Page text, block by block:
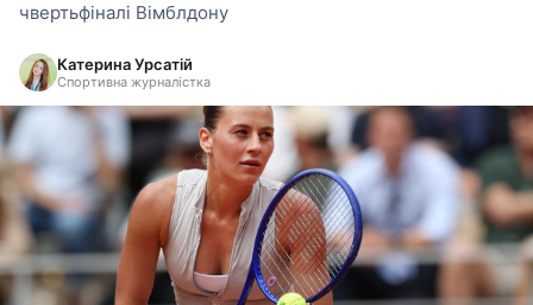
чвертьфіналі Вімблдону
Катерина Урсатій
Спортивна журналістка